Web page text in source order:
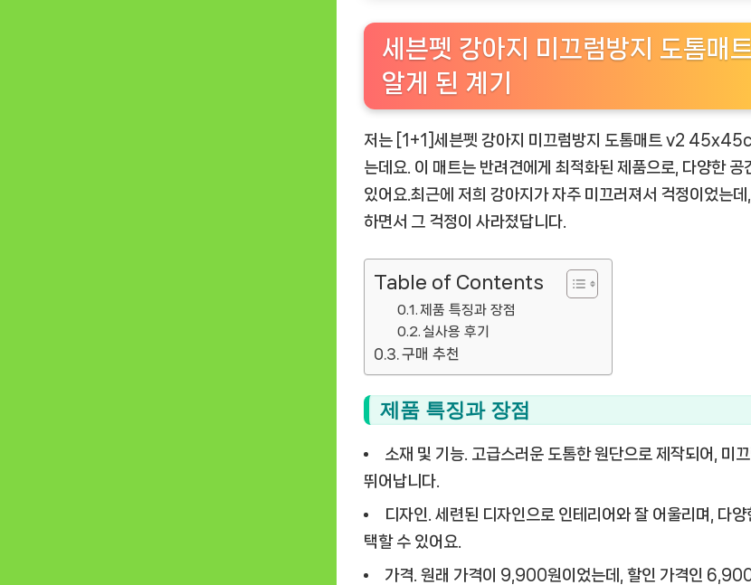
세븐펫 강아지 미끄럼방지 도톰매
알게 된 계기
저는 [1+1]세븐펫 강아지 미끄럼방지 도톰매트 v2
는데요. 이 매트는 반려견에게 최적화된 제품으로, 다양한 공
있어요.최근에 저희 강아지가 자주 미끄러져서 걱정이었는
하면서 그 걱정이 사라졌답니다.
Table of Contents
제품 특징과 장점
실사용 후기
구매 추천
제품 특징과 장점
소재 및 기능. 고급스러운 도톰한 원단으로 제작되어, 미
뛰어납니다.
디자인. 세련된 디자인으로 인테리어와 잘 어울리며, 다양
택할 수 있어요.
가격. 원래 가격이 9,900원이었는데, 할인 가격인